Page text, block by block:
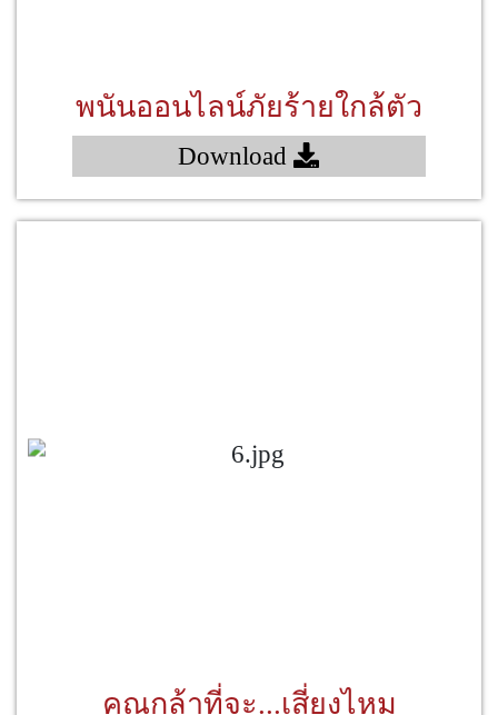
พนันออนไลน์ภัยร้ายใกล้ตัว
Download
คุณกล้าที่จะ...เสี่ยงไหม